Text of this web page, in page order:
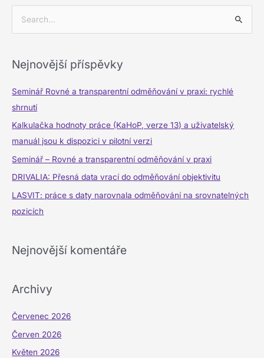
l
r
o
:
Nejnovější příspěvky
Seminář Rovné a transparentní odměňování v praxi: rychlé
shrnutí
Kalkulačka hodnoty práce (KaHoP, verze 13) a uživatelský
manuál jsou k dispozici v pilotní verzi
Seminář – Rovné a transparentní odměňování v praxi
DRIVALIA: Přesná data vrací do odměňování objektivitu
LASVIT: práce s daty narovnala odměňování na srovnatelných
pozicích
Nejnovější komentáře
Archivy
Červenec 2026
Červen 2026
Květen 2026